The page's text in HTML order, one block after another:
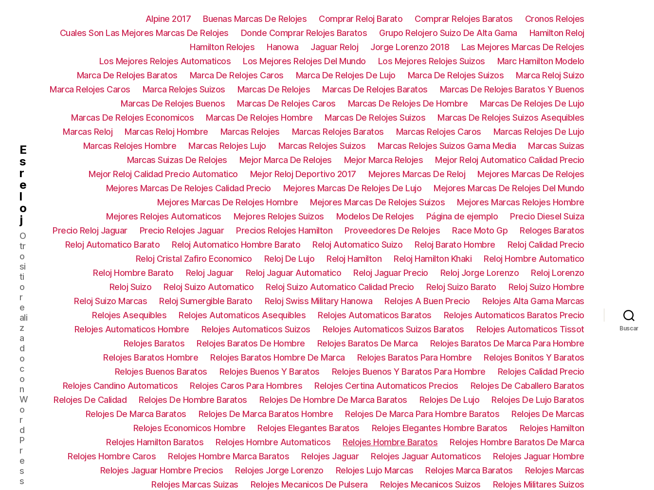
E
s
r
e
l
o
j
O
tr
o
si
ti
o
r
e
ali
z
a
d
o
c
o
n
W
o
r
d
P
r
e
s
s
Alpine 2017 Buenas Marcas De Relojes Comprar Reloj Barato Comprar Relojes Baratos
Cronos Relojes
Cuales Son Las Mejores Marcas De Relojes
Donde Comprar Relojes Baratos Grupo Relojero Suizo De Alta Gama
Hamilton Reloj
Hamilton Relojes
Hanowa Jaguar Reloj Jorge Lorenzo 2018
Las Mejores Marcas De Relojes
Los Mejores Relojes Automaticos
Los Mejores Relojes Del Mundo Los Mejores Relojes Suizos
Marc Hamilton Modelo
Marca De Relojes Baratos
Marca De Relojes Caros Marca De Relojes De Lujo Marca De Relojes Suizos
Marca Reloj Suizo
Marca Relojes Caros
Marca Relojes Suizos Marcas De Relojes Marcas De Relojes Baratos
Marcas De Relojes Baratos Y Buenos
Marcas De Relojes Buenos
Marcas De Relojes Caros Marcas De Relojes De Hombre
Marcas De Relojes De Lujo
Marcas De Relojes Economicos
Marcas De Relojes Hombre Marcas De Relojes Suizos
Marcas De Relojes Suizos Asequibles
Marcas Reloj
Marcas Reloj Hombre Marcas Relojes Marcas Relojes Baratos Marcas Relojes Caros
Marcas Relojes De Lujo
Marcas Relojes Hombre
Marcas Relojes Lujo Marcas Relojes Suizos Marcas Relojes Suizos Gama Media
Marcas Suizas
Marcas Suizas De Relojes
Mejor Marca De Relojes Mejor Marca Relojes
Mejor Reloj Automatico Calidad Precio
Mejor Reloj Calidad Precio Automatico
Mejor Reloj Deportivo 2017 Mejores Marcas De Reloj
Mejores Marcas De Relojes
Mejores Marcas De Relojes Calidad Precio
Mejores Marcas De Relojes De Lujo
Mejores Marcas De Relojes Del Mundo
Mejores Marcas De Relojes Hombre
Mejores Marcas De Relojes Suizos
Mejores Marcas Relojes Hombre
Mejores Relojes Automaticos
Mejores Relojes Suizos Modelos De Relojes Página de ejemplo
Precio Diesel Suiza
Precio Reloj Jaguar
Precio Relojes Jaguar Precios Relojes Hamilton Proveedores De Relojes Race Moto Gp
Reloges Baratos
Reloj Automatico Barato
Reloj Automatico Hombre Barato Reloj Automatico Suizo Reloj Barato Hombre
Reloj Calidad Precio
Reloj Cristal Zafiro Economico
Reloj De Lujo Reloj Hamilton Reloj Hamilton Khaki
Reloj Hombre Automatico
Reloj Hombre Barato
Reloj Jaguar Reloj Jaguar Automatico Reloj Jaguar Precio Reloj Jorge Lorenzo
Reloj Lorenzo
Reloj Suizo
Reloj Suizo Automatico Reloj Suizo Automatico Calidad Precio Reloj Suizo Barato
Reloj Suizo Hombre
Reloj Suizo Marcas
Reloj Sumergible Barato Reloj Swiss Military Hanowa Relojes A Buen Precio
Relojes Alta Gama Marcas
Relojes Asequibles
Relojes Automaticos Asequibles Relojes Automaticos Baratos
Relojes Automaticos Baratos Precio
Relojes Automaticos Hombre
Relojes Automaticos Suizos Relojes Automaticos Suizos Baratos
Relojes Automaticos Tissot
Relojes Baratos
Relojes Baratos De Hombre Relojes Baratos De Marca
Relojes Baratos De Marca Para Hombre
Relojes Baratos Hombre
Relojes Baratos Hombre De Marca Relojes Baratos Para Hombre
Relojes Bonitos Y Baratos
Relojes Buenos Baratos
Relojes Buenos Y Baratos Relojes Buenos Y Baratos Para Hombre
Relojes Calidad Precio
Relojes Candino Automaticos
Relojes Caros Para Hombres Relojes Certina Automaticos Precios
Relojes De Caballero Baratos
Relojes De Calidad
Relojes De Hombre Baratos Relojes De Hombre De Marca Baratos Relojes De Lujo
Relojes De Lujo Baratos
Relojes De Marca Baratos
Relojes De Marca Baratos Hombre Relojes De Marca Para Hombre Baratos
Relojes De Marcas
Relojes Economicos Hombre
Relojes Elegantes Baratos Relojes Elegantes Hombre Baratos
Relojes Hamilton
Relojes Hamilton Baratos
Relojes Hombre Automaticos Relojes Hombre Baratos
Relojes Hombre Baratos De Marca
Relojes Hombre Caros
Relojes Hombre Marca Baratos Relojes Jaguar Relojes Jaguar Automaticos
Relojes Jaguar Hombre
Relojes Jaguar Hombre Precios
Relojes Jorge Lorenzo Relojes Lujo Marcas Relojes Marca Baratos
Relojes Marcas
Relojes Marcas Suizas
Relojes Mecanicos De Pulsera Relojes Mecanicos Suizos
Relojes Militares Suizos
Buscar